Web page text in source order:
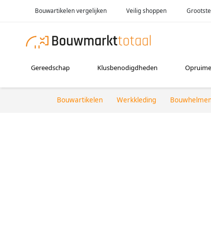
Bouwartikelen vergelijken Veilig shoppen
Gereedschap Klusbenodigdheden
Bouwartikelen Werkkleding